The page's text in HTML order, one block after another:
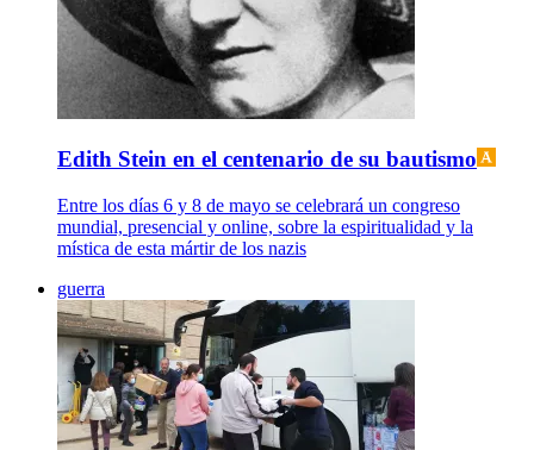
Edith Stein en el centenario de su bautismo
Entre los días 6 y 8 de mayo se celebrará un congreso
mundial, presencial y online, sobre la espiritualidad y la
mística de esta mártir de los nazis
guerra